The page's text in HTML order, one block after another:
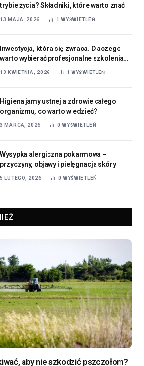
trybie życia? Składniki, które warto znać
13 MAJA, 2026 1WYŚWIETLEŃ
Inwestycja, która się zwraca. Dlaczego
warto wybierać profesjonalne szkolenia
dla fizjoterapeutów?
13 KWIETNIA, 2026 1WYŚWIETLEŃ
Higiena jamy ustnej a zdrowie całego
organizmu, co warto wiedzieć?
3 MARCA, 2026 0WYŚWIETLEŃ
Wysypka alergiczna pokarmowa –
przyczyny, objawy i pielęgnacja skóry
5 LUTEGO, 2026 0 WYŚWIETLEŃ
aby nie szkodzić pszczołom?